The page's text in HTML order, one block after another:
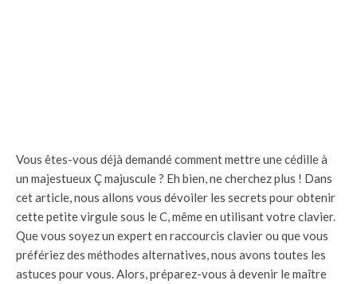
Vous êtes-vous déjà demandé comment mettre une cédille à
un majestueux Ç majuscule ? Eh bien, ne cherchez plus ! Dans
cet article, nous allons vous dévoiler les secrets pour obtenir
cette petite virgule sous le C, même en utilisant votre clavier.
Que vous soyez un expert en raccourcis clavier ou que vous
préfériez des méthodes alternatives, nous avons toutes les
astuces pour vous. Alors, préparez-vous à devenir le maître